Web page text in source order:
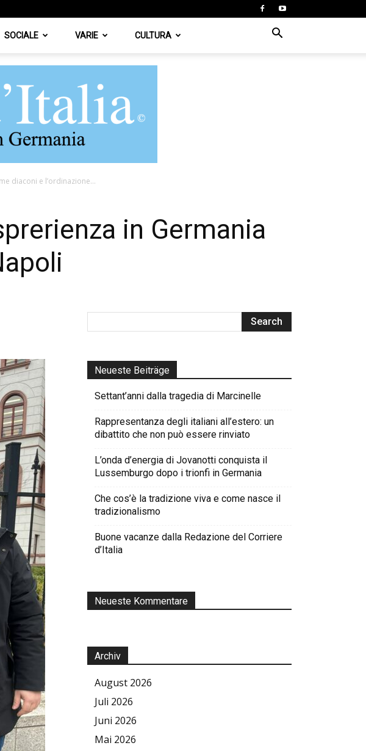
SOCIALE VARIE CULTURA
diaconi e l’ordinazione...
in Germania
Neueste Beiträge
Settant’anni dalla tragedia di Marcinelle
Rappresentanza degli italiani all’estero: un
dibattito che non può essere rinviato
L’onda d’energia di Jovanotti conquista il
Lussemburgo dopo i trionfi in Germania
Che cos’è la tradizione viva e come nasce il
tradizionalismo
Buone vacanze dalla Redazione del Corriere
d’Italia
Neueste Kommentare
Archiv
August 2026
Juli 2026
Juni 2026
Mai 2026